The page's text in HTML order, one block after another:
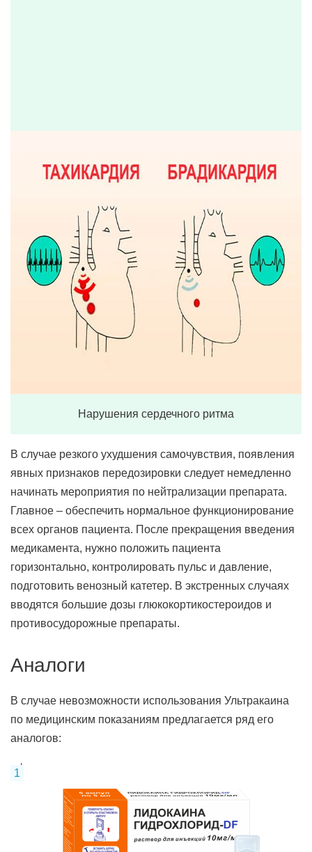
Нарушения сердечного ритма
В случае резкого ухудшения самочувствия, появления
явных признаков передозировки следует немедленно
начинать мероприятия по нейтрализации препарата.
Главное – обеспечить нормальное функционирование
всех органов пациента. После прекращения введения
медикамента, нужно положить пациента
горизонтально, контролировать пульс и давление,
подготовить венозный катетер. В экстренных случаях
вводятся большие дозы глюкокортикостероидов и
противосудорожные препараты.
Аналоги
В случае невозможности использования Ультракаина
по медицинским показаниям предлагается ряд его
аналогов: